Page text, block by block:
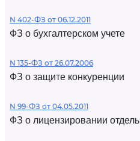
N 402-ФЗ от 06.12.2011
ФЗ о бухгалтерском учете
N 135-ФЗ от 26.07.2006
ФЗ о защите конкуренции
N 99-ФЗ от 04.05.2011
ФЗ о лицензировании